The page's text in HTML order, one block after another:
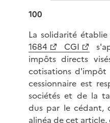
100
La solidarité
1684
CGI
impôts directs
cotisations d'impôt
cessionnaire est
sociétés et de la
dus par le cédant,
alinéa de cet